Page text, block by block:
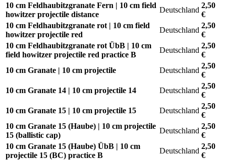
10 cm Feldhaubitzgranate Fern | 10 cm field
howitzer projectile distance
Deutschland
2,50
€
10 cm Feldhaubitzgranate rot | 10 cm field
howitzer projectile red
Deutschland
2,50
€
10 cm Feldhaubitzgranate rot ÜbB | 10 cm
field howitzer projectile red practice B
Deutschland
2,50
€
10 cm Granate | 10 cm projectile
Deutschland
2,50
€
10 cm Granate 14 | 10 cm projectile 14
Deutschland
2,50
€
10 cm Granate 15 | 10 cm projectile 15
Deutschland
2,50
€
10 cm Granate 15 (Haube) | 10 cm projectile
15 (ballistic cap)
Deutschland
2,50
€
10 cm Granate 15 (Haube) ÜbB | 10 cm
projectile 15 (BC) practice B
Deutschland
2,50
€